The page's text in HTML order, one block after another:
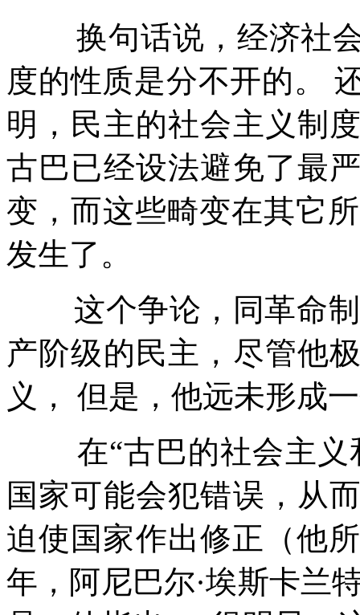
换句话说，经济社
度的性质是分不开的。
明，民主的社会主义制
古巴已经设法避免了最
变，而这些畸变在其它
发生了。
这个争论，同革命
产阶级的民主，尽管他
义，
但是，他远未形成
在“古巴的社会主义
国家可能会犯错误，从
迫使国家作出修正（他
年，阿尼巴尔·埃斯卡兰